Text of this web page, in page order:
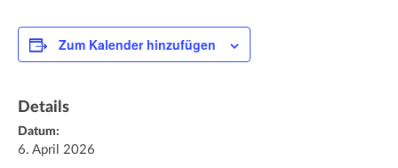
Zum Kalender hinzufügen
Details
Datum:
6. April 2026